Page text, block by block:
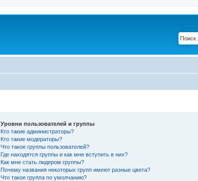
Уровни пользователей и группы
Кто такие администраторы?
Кто такие модераторы?
Что такое группы пользователей?
Где находятся группы и как мне вступить в них?
Как мне стать лидером группы?
Почему названия некоторых групп имеют разные цвета?
Что такое группа по умолчанию?